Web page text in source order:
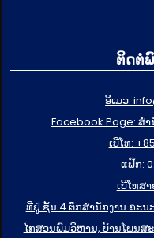
ຕິດຕໍ່
ອິເມວ:
Facebook Page: ສໍາ
ເບີໂທ:
ແຟ໊ກ:
ເບີໂທສ
ທີ່ຢູ່ ຊັ້ນ 4 ຕຶກສຳນັກງານ ຄະ
ໄກສອນພົມວິຫານ, ບ້ານໂພນສ